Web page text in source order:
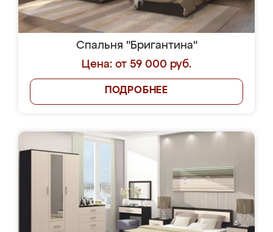
Спальня "Бригантина"
Цена: от 59 000 руб.
ПОДРОБНЕЕ